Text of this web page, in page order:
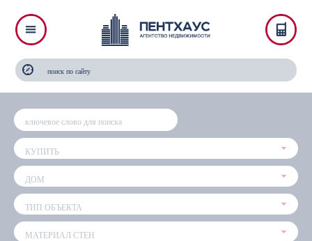
КУПИТЬ
ДОМ
ТИП ОБЪЕКТА
МАТЕРИАЛ СТЕН